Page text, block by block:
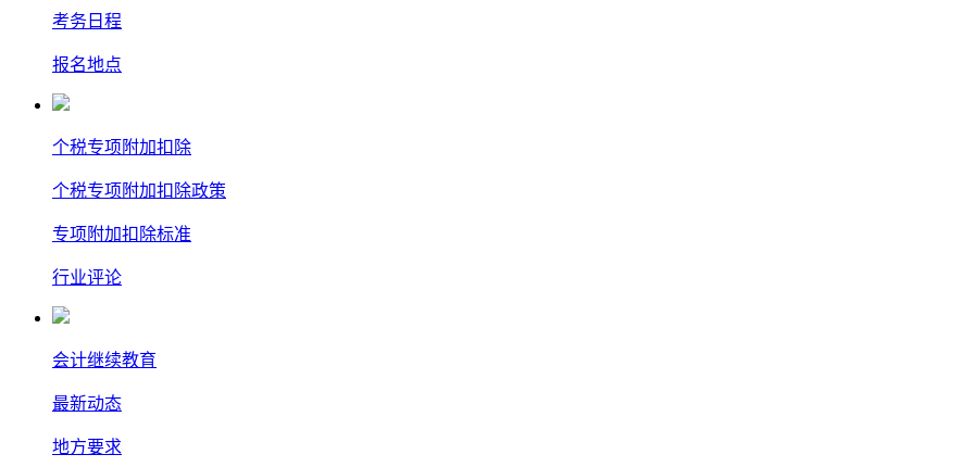
考务日程
报名地点
个税专项附加扣除
个税专项附加扣除政策
专项附加扣除标准
行业评论
会计继续教育
最新动态
地方要求